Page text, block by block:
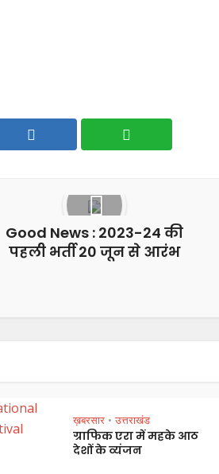
Good News : 2023-24 की
पहली भर्ती 20 जून से आरंभ
ख़बरसार • उत्तराखंड
ग्राफिक एरा में महके आठ
देशों के व्यंजन